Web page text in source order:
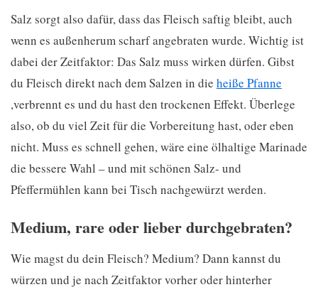
Salz sorgt also dafür, dass das Fleisch saftig bleibt, auch
wenn es außenherum scharf angebraten wurde. Wichtig ist
dabei der Zeitfaktor: Das Salz muss wirken dürfen. Gibst
du Fleisch direkt nach dem Salzen in die heiße Pfanne
,verbrennt es und du hast den trockenen Effekt. Überlege
also, ob du viel Zeit für die Vorbereitung hast, oder eben
nicht. Muss es schnell gehen, wäre eine ölhaltige Marinade
die bessere Wahl – und mit schönen Salz- und
Pfeffermühlen kann bei Tisch nachgewürzt werden.
Medium, rare oder lieber durchgebraten?
Wie magst du dein Fleisch? Medium? Dann kannst du
würzen und je nach Zeitfaktor vorher oder hinterher